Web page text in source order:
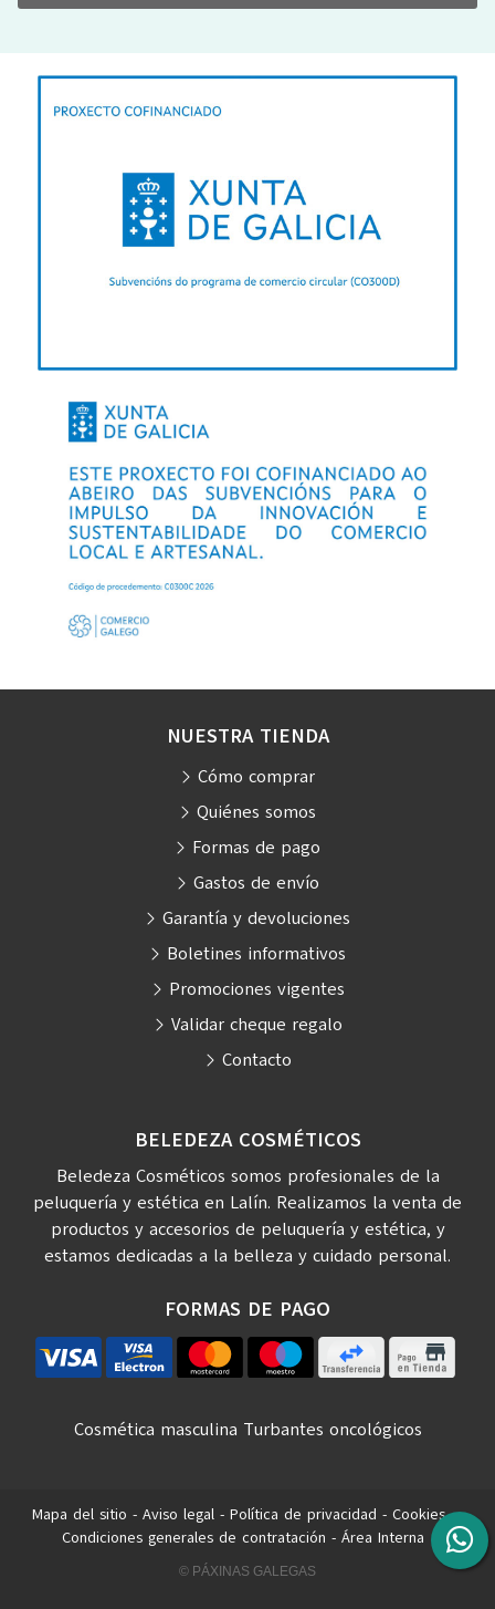
BELEDEZA COSMÉTICOS
Beledeza Cosméticos somos profesionales de la
peluquería y estética en Lalín. Realizamos la venta de
productos y accesorios de peluquería y estética, y
estamos dedicadas a la belleza y cuidado personal.
FORMAS DE PAGO
NUESTRA TIENDA
Cómo comprar
Quiénes somos
Formas de pago
Gastos de envío
Garantía y devoluciones
Boletines informativos
Promociones vigentes
Validar cheque regalo
Contacto
Cosmética masculina Turbantes oncológicos
Mapa del sitio - Aviso legal- Política de privacidad - Cookies-
Condiciones generales de contratación - Área Interna
© PÁXINAS GALEGAS